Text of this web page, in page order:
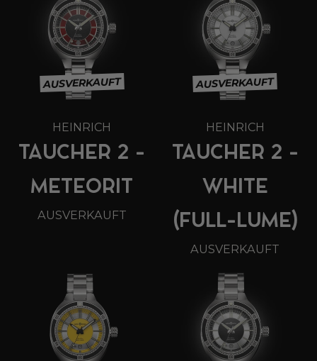
AUSVERKAUFT
HEINRICH
TAUCHER 2 -
METEORIT
AUSVERKAUFT
AUSVERKAUFT
HEINRICH
TAUCHER 2 -
WHITE
(FULL-LUME)
AUSVERKAUFT